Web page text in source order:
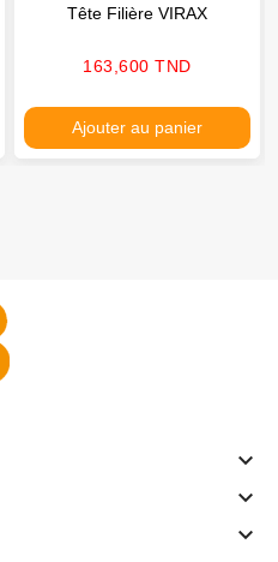
Tête Filière VIRAX
Prix
163,600 TND
Ajouter au panier


